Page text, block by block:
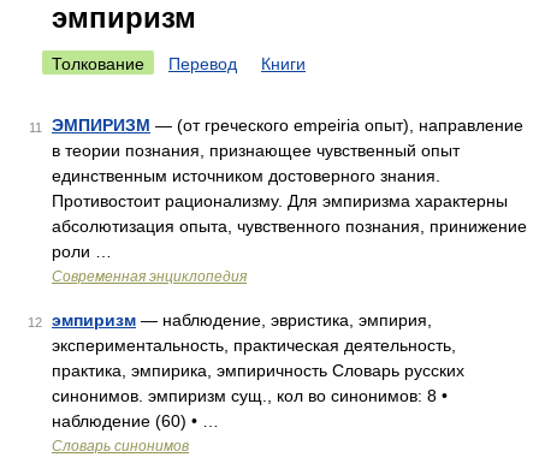
эмпиризм
Толкование Перевод Книги
11 ЭМПИРИЗМ — (от греческого empeiria опыт), направление
в теории познания, признающее чувственный опыт
единственным источником достоверного знания.
Противостоит рационализму. Для эмпиризма характерны
абсолютизация опыта, чувственного познания, принижение
роли …
Современная энциклопедия
12 эмпиризм — наблюдение, эвристика, эмпирия,
экспериментальность, практическая деятельность,
практика, эмпирика, эмпиричность Словарь русских
синонимов. эмпиризм сущ., кол во синонимов: 8 •
наблюдение (60) • …
Словарь синонимов